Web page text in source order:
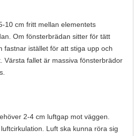
10 cm fritt mellan elementets
Om fönsterbrädan sitter för tätt
fastnar istället för att stiga upp och
Värsta fallet är massiva fönsterbrädor
2-4 cm luftgap mot väggen.
Luft ska kunna röra sig